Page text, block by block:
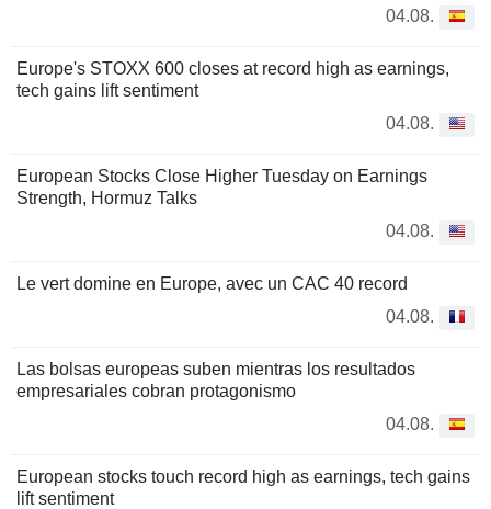
04.08.
Europe's STOXX 600 closes at record high as earnings,
tech gains lift sentiment
04.08.
European Stocks Close Higher Tuesday on Earnings
Strength, Hormuz Talks
04.08.
Le vert domine en Europe, avec un CAC 40 record
04.08.
Las bolsas europeas suben mientras los resultados
empresariales cobran protagonismo
04.08.
European stocks touch record high as earnings, tech gains
lift sentiment